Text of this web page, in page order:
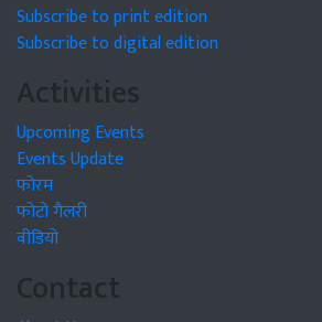
Subscribe to print edition
Subscribe to digital edition
Activities
Upcoming Events
Events Update
फोरम
फोटो गैलरी
वीडियो
Contact